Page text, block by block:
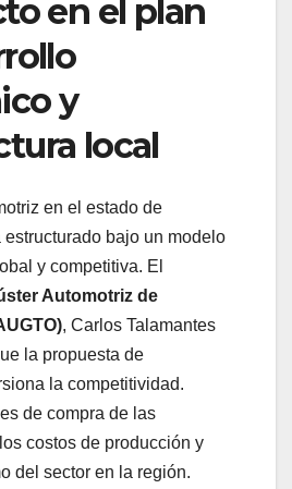
en el plan
y
local
en el estado de
bajo un modelo
y competitiva. El
Automotriz de
, Carlos Talamantes
la propuesta de
la competitividad.
de compra de las
costos de producción y
del sector en la región.